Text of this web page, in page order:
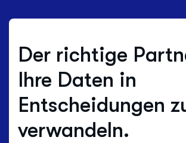
Der richtige
Ihre Daten in
Entscheidungen
verwandeln.